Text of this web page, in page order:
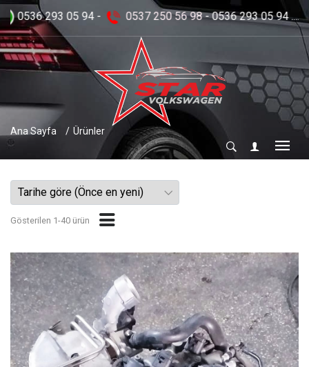
94 ....
Ana Sayfa Ürünler
Gösterilen 1-40 ürün